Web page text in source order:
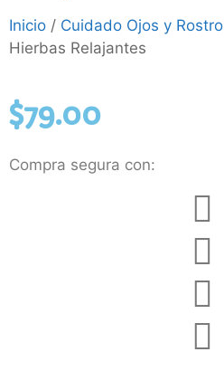
Inicio / Cuidado Ojos y Rostro
Hierbas Relajantes
$79.00
Compra segura con: